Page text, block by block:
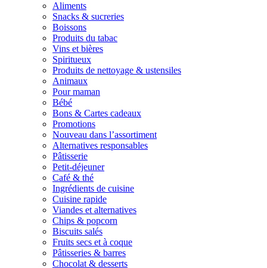
Aliments
Snacks & sucreries
Boissons
Produits du tabac
Vins et bières
Spiritueux
Produits de nettoyage & ustensiles
Animaux
Pour maman
Bébé
Bons & Cartes cadeaux
Promotions
Nouveau dans l’assortiment
Alternatives responsables
Pâtisserie
Petit-déjeuner
Café & thé
Ingrédients de cuisine
Cuisine rapide
Viandes et alternatives
Chips & popcorn
Biscuits salés
Fruits secs et à coque
Pâtisseries & barres
Chocolat & desserts